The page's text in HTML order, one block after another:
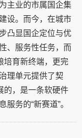
主业的市属国企集
设。而今，在城市
凸显国企定位与优
、服务性任务，而
培育新终端，更完
理单元提供了契
的，是一条软硬件
务的“新赛道”。